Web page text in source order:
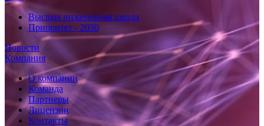
Высшая инженерная школа
Приоритет - 2030
Новости
Компания
О компании
Команда
Партнеры
Лицензии
Контакты